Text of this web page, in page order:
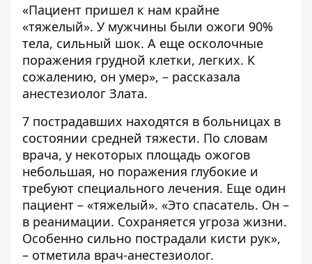
«Пациент пришел к нам крайне
«тяжелый». У мужчины были ожоги 90%
тела, сильный шок. А еще осколочные
поражения грудной клетки, легких. К
сожалению, он умер», – рассказала
анестезиолог Злата.
7 пострадавших находятся в больницах в
состоянии средней тяжести. По словам
врача, у некоторых площадь ожогов
небольшая, но поражения глубокие и
требуют специального лечения. Еще один
пациент – «тяжелый». «Это спасатель. Он –
в реанимации. Сохраняется угроза жизни.
Особенно сильно пострадали кисти рук»,
– отметила врач-анестезиолог.